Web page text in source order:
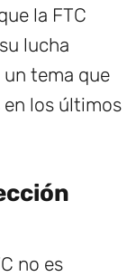
la FTC
lucha
tema que
los últimos
no es